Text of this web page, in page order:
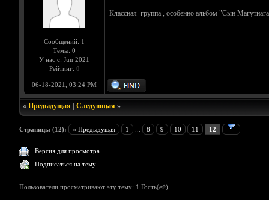
Сообщений: 1
Темы: 0
У нас с: Jun 2021
Рейтинг: 0
Классная группа , особенно альбом "Сын
06-18-2021, 03:24 PM
«Предыдущая |Следующая »
Страницы (12): « Предыдущая 1 8 9 10 11 12
Версия для просмотра
Подписаться на тему
Пользователи просматривают эту тему: 1 Гость(ей)